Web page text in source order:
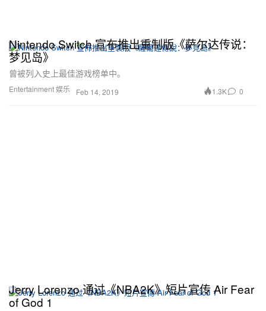
Entertainment 娱乐
Nintendo Switch 宣布推出重制版《萨尔达传说：
梦见岛》
曾被列入史上最佳游戏榜单中。
Feb 14, 2019 1.3K 0
Jerry Lorenzo 通过《NBA2K》短片宣传 Air Fear
of God 1